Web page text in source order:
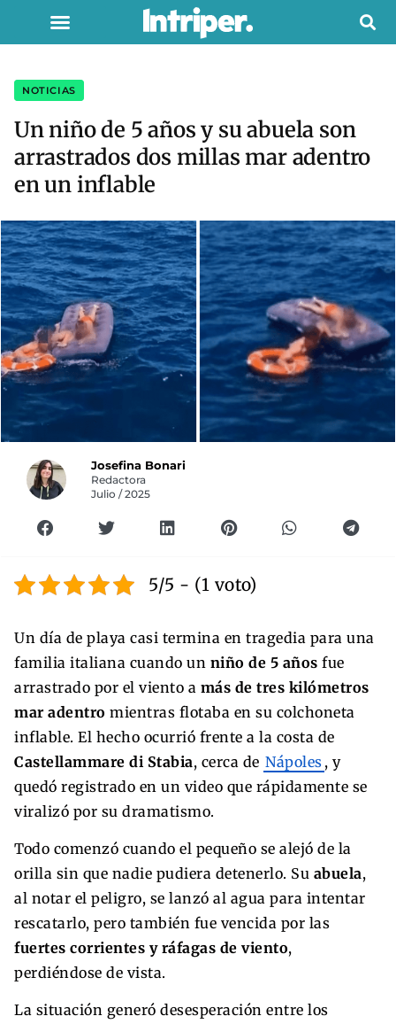
NOTICIAS
Un niño de 5 años y su abuela son
arrastrados dos millas mar adentro
en un inflable
Josefina Bonari
Redactora
Julio / 2025
5/5 - (1 voto)
Un día de playa casi termina en tragedia para una
familia italiana cuando un niño de 5 años fue
arrastrado por el viento a más de tres kilómetros
mar adentro mientras flotaba en su colchoneta
inflable. El hecho ocurrió frente a la costa de
Castellammare di Stabia, cerca de Nápoles , y
quedó registrado en un video que rápidamente se
viralizó por su dramatismo.
Todo comenzó cuando el pequeño se alejó de la
orilla sin que nadie pudiera detenerlo. Su abuela,
al notar el peligro, se lanzó al agua para intentar
rescatarlo, pero también fue vencida por las
fuertes corrientes y ráfagas de viento,
perdiéndose de vista.
La situación generó desesperación entre los